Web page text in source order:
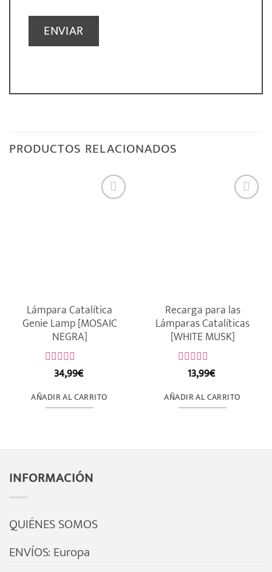
PRODUCTOS RELACIONADOS
Lámpara Catalítica
Genie Lamp [MOSAIC
NEGRA]
Valorado
de
5
34,99€
AÑADIR AL CARRITO
Recarga para las
Lámparas Catalíticas
[WHITE MUSK]
Valorado
de
5
13,99€
AÑADIR AL CARRITO
INFORMACIÓN
QUIÉNES SOMOS
ENVÍOS: Europa